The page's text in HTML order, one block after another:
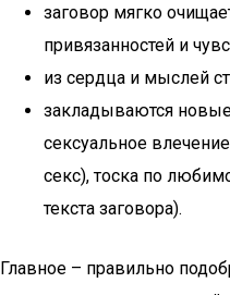
заговор мягко
привязанностей и
из сердца и мыслей
закладываются
сексуальное
секс), тоска по
текста заговора).
Главное – правильно